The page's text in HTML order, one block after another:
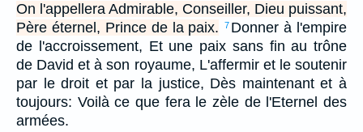
On l'appellera Admirable, Conseiller, Dieu puissant,
Père éternel, Prince de la paix.
7 Donner à l'empire
de l'accroissement, Et une paix sans fin au trône
de David et à son royaume, L'affermir et le soutenir
par le droit et par la justice, Dès maintenant et à
toujours: Voilà ce que fera le zèle de l'Eternel des
armées.